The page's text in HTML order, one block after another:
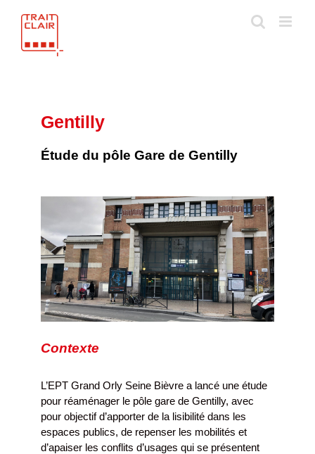
Gentilly
Étude du pôle Gare de Gentilly
Contexte
L’EPT Grand Orly Seine Bièvre a lancé une étude
pour réaménager le pôle gare de Gentilly, avec
pour objectif d’apporter de la lisibilité dans les
espaces publics, de repenser les mobilités et
d’apaiser les conflits d’usages qui se présentent